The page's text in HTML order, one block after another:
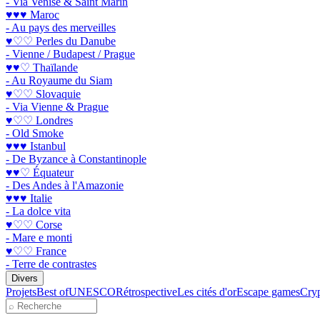
♥♥♥ Maroc
- Au pays des merveilles
♥♡♡ Perles du Danube
- Vienne / Budapest / Prague
♥♥♡ Thaïlande
- Au Royaume du Siam
♥♡♡ Slovaquie
- Via Vienne & Prague
♥♡♡ Londres
- Old Smoke
♥♥♥ Istanbul
- De Byzance à Constantinople
♥♥♡ Équateur
- Des Andes à l'Amazonie
♥♥♥ Italie
- La dolce vita
♥♡♡ Corse
- Mare e monti
♥♡♡ France
- Terre de contrastes
Divers
ProjetsBest ofUNESCORétrospectiveLes cités d'orEscape games